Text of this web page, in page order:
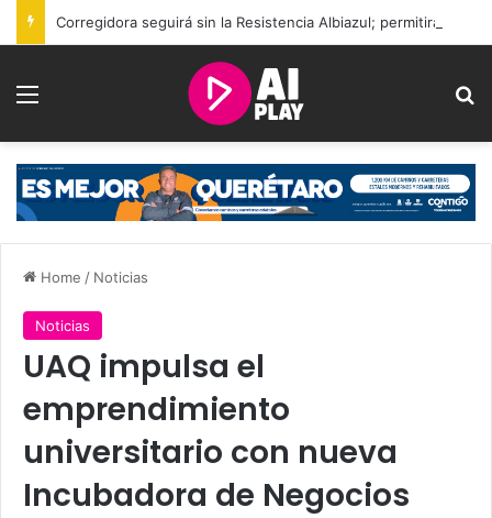
Menu
Home / Noticias
Noticias
UAQ impulsa el
emprendimiento
universitario con nueva
Incubadora de Negocios